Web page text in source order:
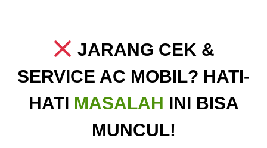
JARANG CEK &
SERVICE AC MOBIL? HATI-
HATI MASALAH INI BISA
MUNCUL!